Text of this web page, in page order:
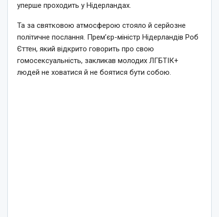
уперше проходить у Нідерландах.
Та за святковою атмосферою стояло й серйозне
політичне послання. Прем’єр-міністр Нідерландів Роб
Єттен, який відкрито говорить про свою
гомосексуальність, закликав молодих ЛГБТІК+
людей не ховатися й не боятися бути собою.